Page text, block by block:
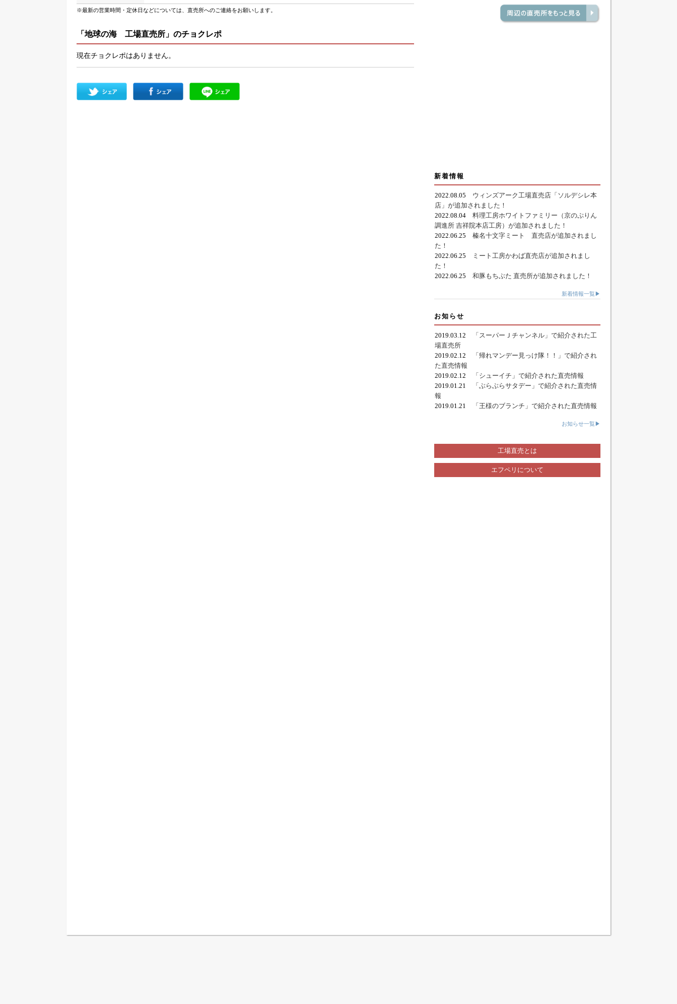
※最新の営業時間・定休日などについては、直売所へのご連絡をお願いします。
「地球の海 工場直売所」のチョクレポ
現在チョクレポはありません。
新着情報
2022.08.05 ウィンズアーク工場直売店「ソルデシレ本
店」が追加されました！
2022.08.04 料理工房ホワイトファミリー（京のぷりん
調進所 吉祥院本店工房）が追加されました！
2022.06.25 榛名十文字ミート 直売店が追加されまし
た！
2022.06.25
ミート工房かわば直売店が追加されまし
た！
2022.06.25 和豚もちぶた 直売所が追加されました！
新着情報一覧▶
お知らせ
2019.03.12
「スーパーＪチャンネル」で紹介された工
場直売所
2019.02.12
「帰れマンデー見っけ隊！！」で紹介され
た直売情報
2019.02.12
「シューイチ」で紹介された直売情報
2019.01.21
「ぶらぶらサタデー」で紹介された直売情
報
2019.01.21
「王様のブランチ」で紹介された直売情報
お知らせ一覧▶
工場直売とは
エフペリについて